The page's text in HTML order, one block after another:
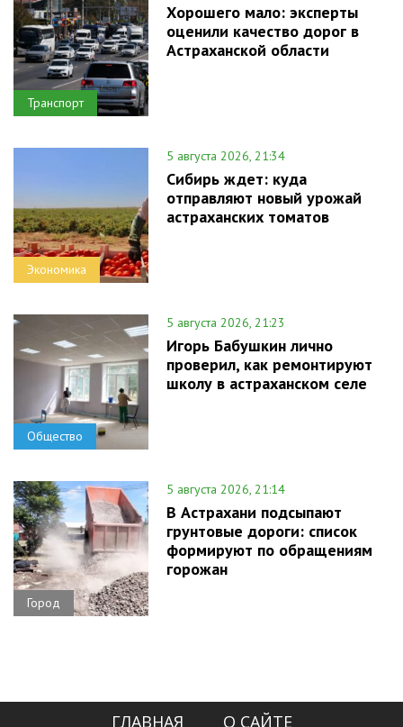
Транспорт
Хорошего мало: эксперты
оценили качество дорог в
Астраханской области
Экономика
5 августа 2026, 21:34
Сибирь ждет: куда
отправляют новый урожай
астраханских томатов
Общество
5 августа 2026, 21:23
Игорь Бабушкин лично
проверил, как ремонтируют
школу в астраханском селе
Город
5 августа 2026, 21:14
В Астрахани подсыпают
грунтовые дороги: список
формируют по обращениям
горожан
ГЛАВНАЯ О САЙТЕ